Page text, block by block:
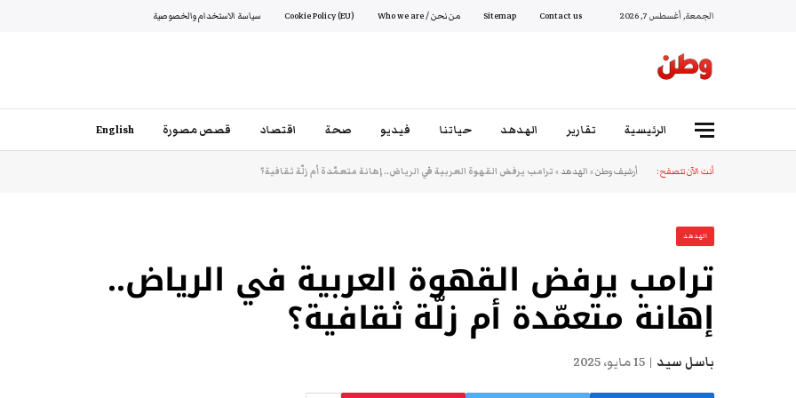
الجمعة, أغسطس 7, 2026 Contact us
Sitemap من نحن / Who we are Cookie Policy (EU) سياسة الاستخدام والخصوصية
الرئيسية تقارير الهدهد حياتنا فيديو صحة اقتصاد قصص مصورة English
أنت الآن تتصفح: أرشيف وطن»الهدهد»ترامب يرفض القهوة العربية في الرياض.. إهانة متعمّدة أم زلّة ثقافية؟
الهدهد
ترامب يرفض القهوة العربية في الرياض..
إهانة متعمّدة أم زلّة ثقافية؟
باسل سيد 15 مايو، 2025